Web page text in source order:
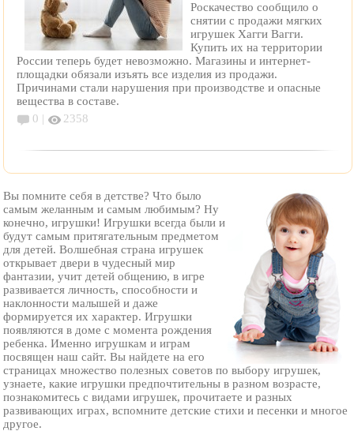
Роскачество сообщило о
снятии с продажи мягких
игрушек Хагги Вагги.
Купить их на территории
России теперь будет невозможно. Магазины и интернет-
площадки обязали изъять все изделия из продажи.
Причинами стали нарушения при производстве и опасные
вещества в составе.
0 |
2358
Вы помните себя в детстве? Что было
самым желанным и самым любимым? Ну
конечно, игрушки! Игрушки всегда были и
будут самым притягательным предметом
для детей. Волшебная страна игрушек
открывает двери в чудесный мир
фантазии, учит детей общению, в игре
развивается личность, способности и
наклонности малышей и даже
формируется их характер. Игрушки
появляются в доме с момента рождения
ребенка. Именно игрушкам и играм
посвящен наш сайт. Вы найдете на его
страницах множество полезных советов по выбору игрушек,
узнаете, какие игрушки предпочтительны в разном возрасте,
познакомитесь с видами игрушек, прочитаете и разных
развивающих играх, вспомните детские стихи и песенки и многое
другое.